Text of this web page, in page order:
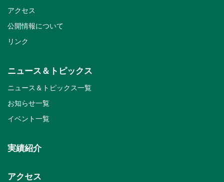
アクセス
公開情報について
リンク
ニュース＆トピックス
ニュース＆トピックス一覧
お知らせ一覧
イベント一覧
実績紹介
アクセス